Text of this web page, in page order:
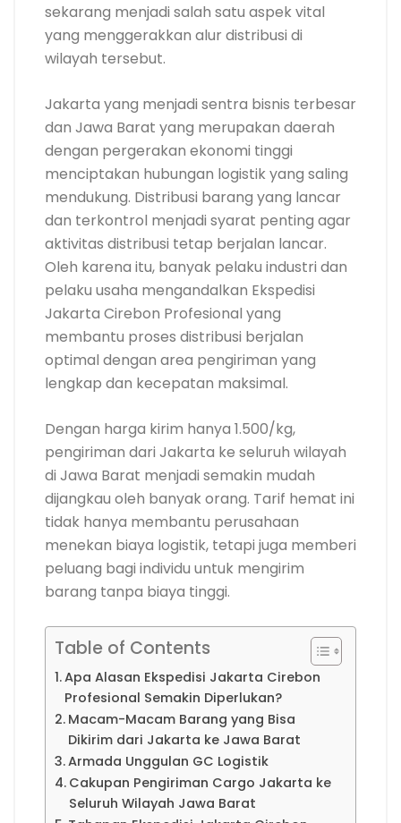
sekarang menjadi salah satu aspek vital
yang menggerakkan alur distribusi di
wilayah tersebut.
Jakarta yang menjadi sentra bisnis terbesar
dan Jawa Barat yang merupakan daerah
dengan pergerakan ekonomi tinggi
menciptakan hubungan logistik yang saling
mendukung. Distribusi barang yang lancar
dan terkontrol menjadi syarat penting agar
aktivitas distribusi tetap berjalan lancar.
Oleh karena itu, banyak pelaku industri dan
pelaku usaha mengandalkan Ekspedisi
Jakarta Cirebon Profesional yang
membantu proses distribusi berjalan
optimal dengan area pengiriman yang
lengkap dan kecepatan maksimal.
Dengan harga kirim hanya 1.500/kg,
pengiriman dari Jakarta ke seluruh wilayah
di Jawa Barat menjadi semakin mudah
dijangkau oleh banyak orang. Tarif hemat ini
tidak hanya membantu perusahaan
menekan biaya logistik, tetapi juga memberi
peluang bagi individu untuk mengirim
barang tanpa biaya tinggi.
Table of Contents
Apa Alasan Ekspedisi Jakarta Cirebon
Profesional Semakin Diperlukan?
Macam-Macam Barang yang Bisa
Dikirim dari Jakarta ke Jawa Barat
Armada Unggulan GC Logistik
Cakupan Pengiriman Cargo Jakarta ke
Seluruh Wilayah Jawa Barat